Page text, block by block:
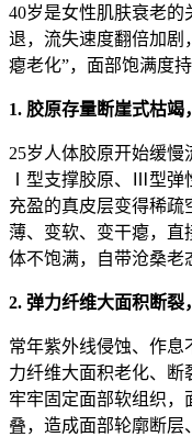
40岁是女性肌肤衰老
退，流失速度翻倍加剧
瘪老化”，面部饱满度
1. 胶原存量断崖式枯竭
25岁人体胶原开始缓慢
Ⅰ型支撑胶原、Ⅲ型弹
充盈的真皮层变得稀疏
薄、变软、变干瘪，直
体不饱满，自带沧桑老
2. 弹力纤维大面积断裂
常年紫外线侵蚀、作息
力纤维大面积老化、断
牢牢固定面部软组织，
叠，造成面部轮廓断